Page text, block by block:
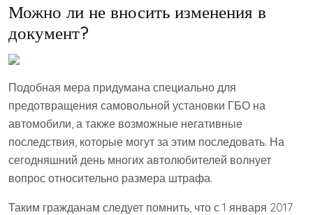
Можно ли не вносить изменения в
документ?
Подобная мера придумана специально для
предотвращения самовольной установки ГБО на
автомобили, а также возможные негативные
последствия, которые могут за этим последовать. На
сегодняшний день многих автолюбителей волнует
вопрос относительно размера штрафа.
Таким гражданам следует помнить, что с 1 января 2017